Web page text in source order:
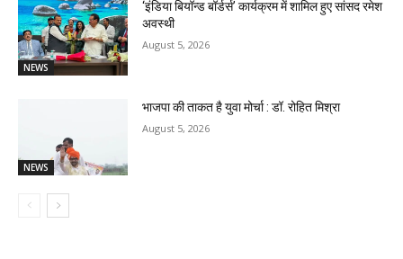
NEWS
‘इंडिया बियॉन्ड बॉर्डर्स’ कार्यक्रम में शामिल हुए सांसद रमेश
अवस्थी
August 5, 2026
NEWS
भाजपा की ताकत है युवा मोर्चा : डॉ. रोहित मिश्रा
August 5, 2026